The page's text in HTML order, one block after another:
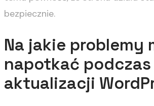
bezpiecznie.
Na jakie problemy
napotkać podczas
aktualizacji